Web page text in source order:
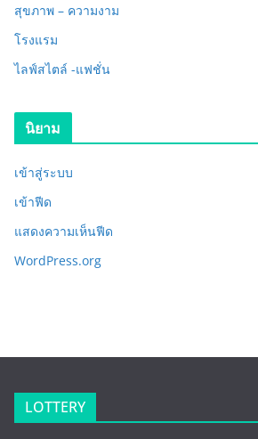
สุขภาพ – ความงาม
โรงแรม
ไลฟ์สไตล์ -แฟชั่น
นิยาม
เข้าสู่ระบบ
เข้าฟีด
แสดงความเห็นฟีด
WordPress.org
LOTTERY